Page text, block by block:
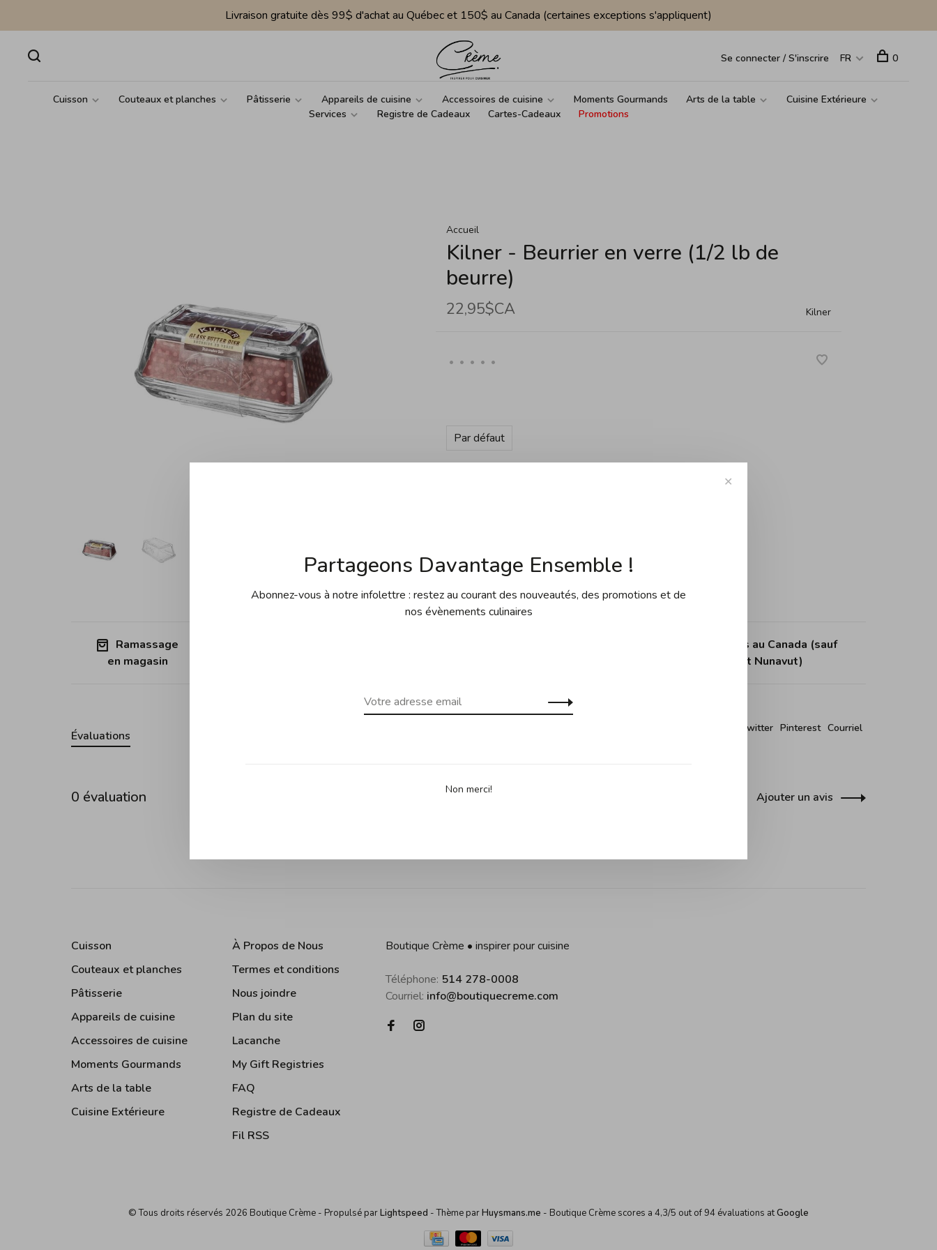
Livraison gratuite dès 99$ d'achat au Québec et 150$ au Canada (certaines exceptions s'appliquent)
Cuisson Couteaux et planches Pâtisserie Appareils de cuisine Accessoires de cuisine Moments Gourmands Arts de la table
Cuisine Extérieure
Services
Registre de Cadeaux Cartes-Cadeaux Promotions
Se connecter / S'inscrire FR 0
Accueil
Kilner - Beurrier en verre (1/2 lb de
beurre)
22,95$CA Kilner
• • • • •
Par défaut
Ramassage
en magasin
Expédition gratuite dès 150$ d'achats au Canada (sauf
Yukon, Territoires du Nord-Ouest et Nunavut)
Twitter Pinterest Courriel
Évaluations
0 évaluation Ajouter un avis
Cuisson
Couteaux et planches
Pâtisserie
Appareils de cuisine
Accessoires de cuisine
Moments Gourmands
Arts de la table
Cuisine Extérieure
À Propos de Nous
Termes et conditions
Nous joindre
Plan du site
Lacanche
My Gift Registries
FAQ
Registre de Cadeaux
Fil RSS
Boutique Crème • inspirer pour cuisine
Téléphone: 514 278-0008
Courriel: info@boutiquecreme.com
© Tous droits réservés 2026 Boutique Crème - Propulsé parLightspeed - Thème parHuysmans.me - Boutique Crème scores a 4,3/5 out of94 évaluations atGoogle
✕
Partageons Davantage Ensemble !
Abonnez-vous à notre infolettre : restez au courant des nouveautés, des promotions et de
nos évènements culinaires
Non merci!